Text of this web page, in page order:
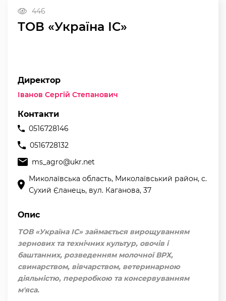
446
ТОВ «Україна ІС»
Директор
Іванов Сергій Степанович
Контакти
0516728146
0516728132
ms_agro@ukr.net
Миколаївська область, Миколаївський район, с.
Сухий Єланець, вул. Каганова, 37
Опис
ТОВ «Україна ІС» займається вирощуванням
зернових та технічних культур, овочів і
баштанних, розведенням молочної ВРХ,
свинарством, вівчарством, ветеринарною
діяльністю, переробкою та консервуванням
м'яса.